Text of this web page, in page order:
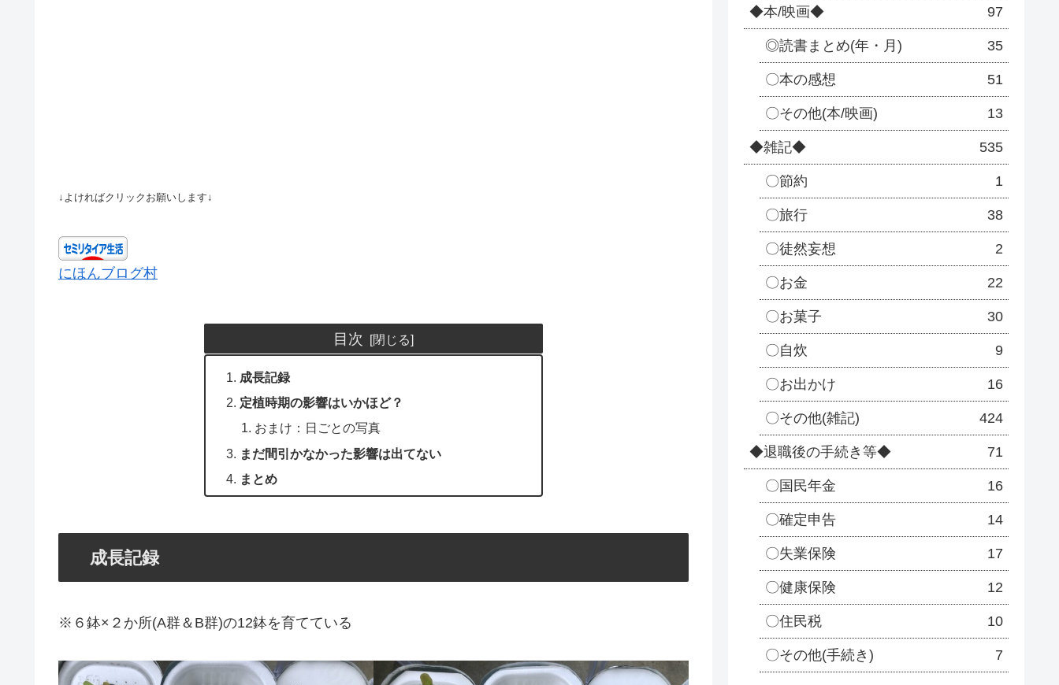
↓よければクリックお願いします↓
にほんブログ村
目次
成長記録
定植時期の影響はいかほど？
おまけ：日ごとの写真
まだ間引かなかった影響は出てない
まとめ
成長記録
※６鉢×２か所(A群＆B群)の12鉢を育てている
◆本/映画◆ 97
◎読書まとめ(年・月) 35
〇本の感想 51
〇その他(本/映画) 13
◆雑記◆ 535
〇節約 1
〇旅行 38
〇徒然妄想 2
〇お金 22
〇お菓子 30
〇自炊 9
〇お出かけ 16
〇その他(雑記) 424
◆退職後の手続き等◆ 71
〇国民年金 16
〇確定申告 14
〇失業保険 17
〇健康保険 12
〇住民税 10
〇その他(手続き) 7